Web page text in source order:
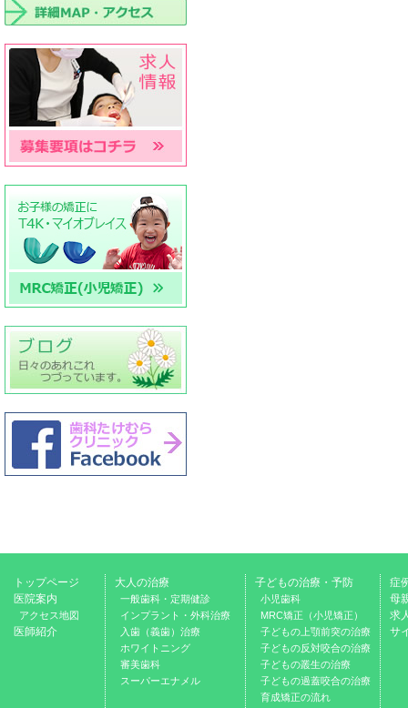
トップページ
医院案内
アクセス地図
医師紹介
大人の治療
一般歯科・定期健診
インプラント・外科治療
入歯（義歯）治療
ホワイトニング
審美歯科
スーパーエナメル
子どもの治療・予防
小児歯科
MRC矯正（小児矯正）
子どもの上顎前突の治療
子どもの反対咬合の治療
子どもの叢生の治療
子どもの過蓋咬合の治療
育成矯正の流れ
症
母
求
サ